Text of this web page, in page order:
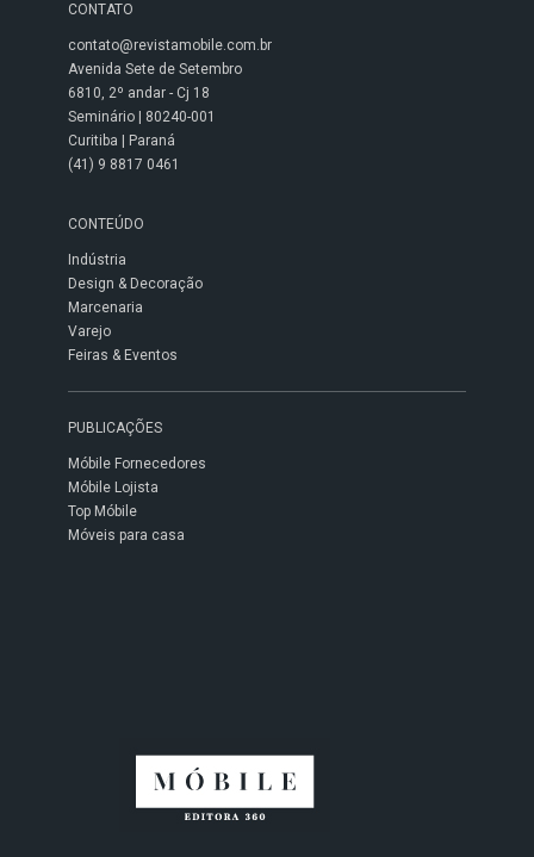
CONTATO
contato@revistamobile.com.br
Avenida Sete de Setembro
6810, 2º andar - Cj 18
Seminário | 80240-001
Curitiba | Paraná
(41) 9 8817 0461
CONTEÚDO
Indústria
Design & Decoração
Marcenaria
Varejo
Feiras & Eventos
PUBLICAÇÕES
Móbile Fornecedores
Móbile Lojista
Top Móbile
Móveis para casa